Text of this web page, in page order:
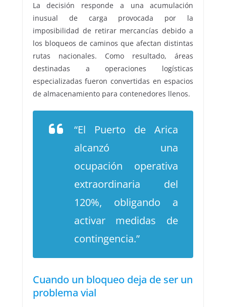
La decisión responde a una acumulación
inusual de carga provocada por la
imposibilidad de retirar mercancías debido a
los bloqueos de caminos que afectan distintas
rutas nacionales. Como resultado, áreas
destinadas a operaciones logísticas
especializadas fueron convertidas en espacios
de almacenamiento para contenedores llenos.
“El Puerto de Arica
alcanzó una
ocupación operativa
extraordinaria del
120%, obligando a
activar medidas de
contingencia.”
Cuando un bloqueo deja de ser un
problema vial